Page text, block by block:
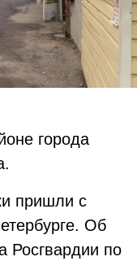
города
пришли с
Об
Росгвардии по